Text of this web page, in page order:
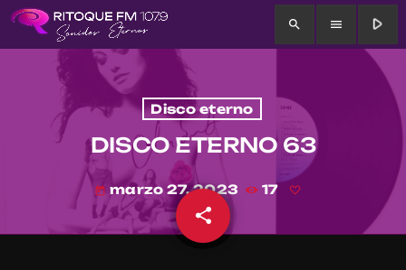
search menu play_arrow
Disco eterno
DISCO ETERNO 63
today marzo 27, 2023 17
share
email